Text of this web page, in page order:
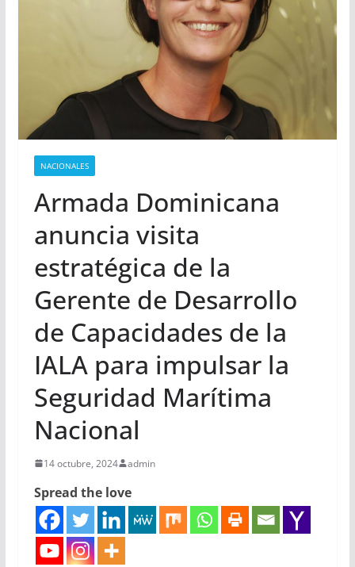
NACIONALES
Armada Dominicana
anuncia visita
estratégica de la
Gerente de Desarrollo
de Capacidades de la
IALA para impulsar la
Seguridad Marítima
Nacional
14 octubre, 2024 admin
Spread the love